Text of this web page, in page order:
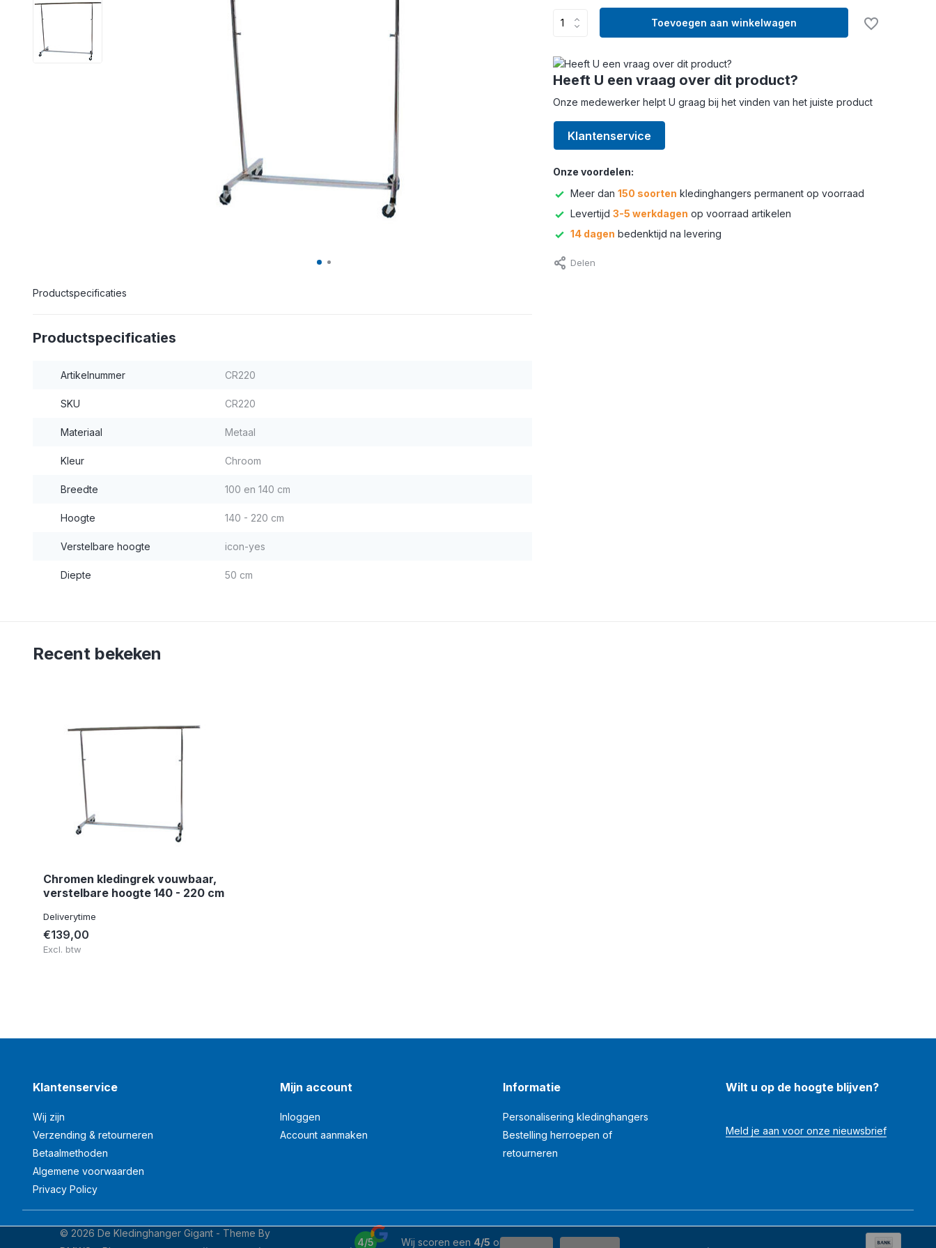
Productspecificaties
Productspecificaties
Artikelnummer CR220
SKU CR220
Materiaal Metaal
Kleur Chroom
Breedte 100 en 140 cm
Hoogte 140 - 220 cm
Verstelbare hoogte icon-yes
Diepte 50 cm
Toevoegen aan winkelwagen
Heeft U een vraag over dit product?
Onze medewerker helpt U graag bij het vinden van het juiste product
Klantenservice
Onze voordelen:
Meer dan 150 soorten kledinghangers permanent op voorraad
Levertijd 3-5 werkdagen op voorraad artikelen
14 dagen bedenktijd na levering
Delen
Recent bekeken
Chromen kledingrek vouwbaar,
verstelbare hoogte 140 - 220 cm
Deliverytime
€139,00
Excl. btw
Klantenservice
Wij zijn
Verzending & retourneren
Betaalmethoden
Algemene voorwaarden
Privacy Policy
Mijn account
Inloggen
Account aanmaken
Informatie
Personalisering kledinghangers
Bestelling herroepen of
retourneren
Wilt u op de hoogte blijven?
Meld je aan voor onze nieuwsbrief
© 2026 De Kledinghanger Gigant - Theme By
4/5 Wij scoren een 4/5 op